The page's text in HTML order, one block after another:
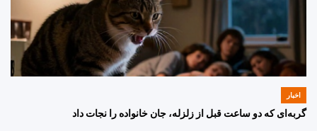
POSTED
IN
اخبار
گربه‌ای که دو ساعت قبل از زلزله، جان خانواده را نجات داد